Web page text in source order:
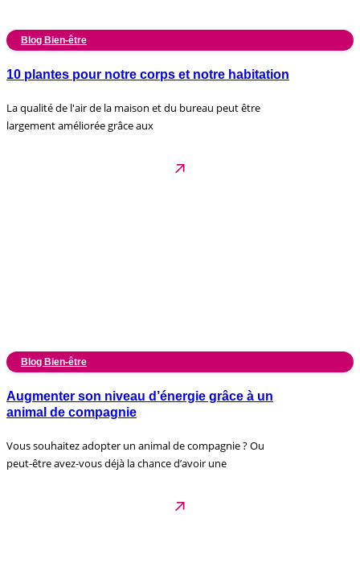
Blog Bien-être
10 plantes pour notre corps et notre habitation
La qualité de l'air de la maison et du bureau peut être
largement améliorée grâce aux
Blog Bien-être
Augmenter son niveau d’énergie grâce à un
animal de compagnie
Vous souhaitez adopter un animal de compagnie ? Ou
peut-être avez-vous déjà la chance d’avoir une